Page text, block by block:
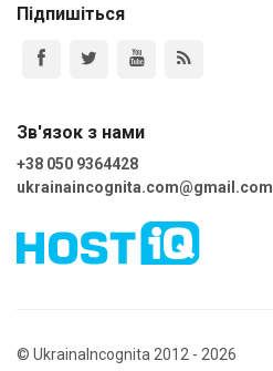
Підпишіться
Зв'язок з нами
+38 050 9364428
ukrainaincognita.com@gmail.com
© UkrainaIncognita 2012 - 2026